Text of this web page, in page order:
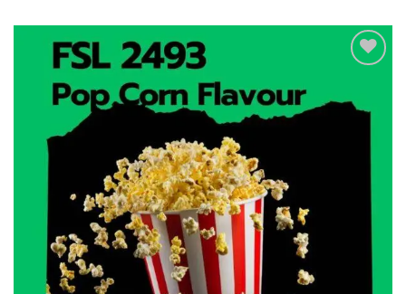
wishlist